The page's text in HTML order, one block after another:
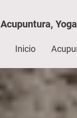
Acupuntura,
Inicio